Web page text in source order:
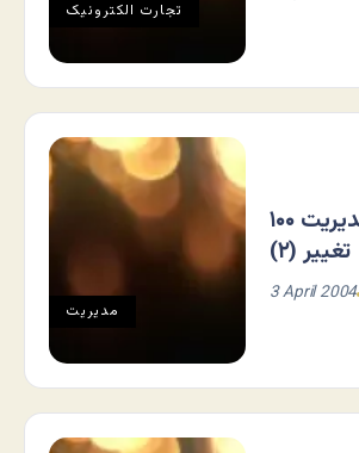
تجارت الکترونيک
مديريت
۱۰۰ نكته در مديريت
تغيير (۲)
3 April 2004